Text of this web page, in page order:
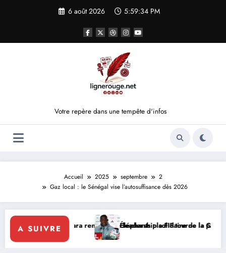
6 août 2026 5:59:34 PM
Votre repère dans une tempête d'infos
Accueil 2025 septembre
2
Gaz local : le Sénégal vise l’autosuffisance dès 2026
A SUIVRE
renforce le leadership solidaire de la Côte d’Ivoire en
Éléphants : la FIF tourne la page Emerse Faé